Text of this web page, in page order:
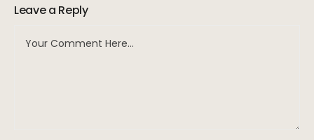
Leave a Reply